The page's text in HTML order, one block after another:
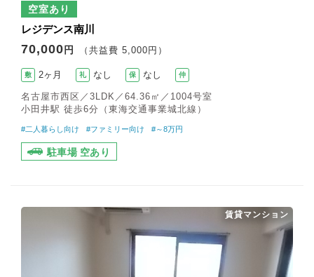
空室あり
レジデンス南川
70,000 円 （共益費 5,000円）
敷 2ヶ月 礼 なし 保 なし 仲
名古屋市西区／3LDK／64.36㎡／1004号室
小田井駅 徒歩6分（東海交通事業城北線）
#二人暮らし向け #ファミリー向け #～8万円
駐車場 空あり
賃貸マンション